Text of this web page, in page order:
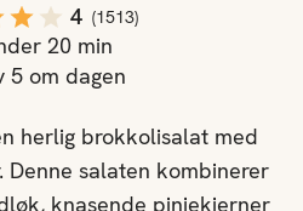
4 (1513)
20 min
5 om dagen
herlig brokkolisalat med
Denne salaten kombinerer
knasende pinjekjerner